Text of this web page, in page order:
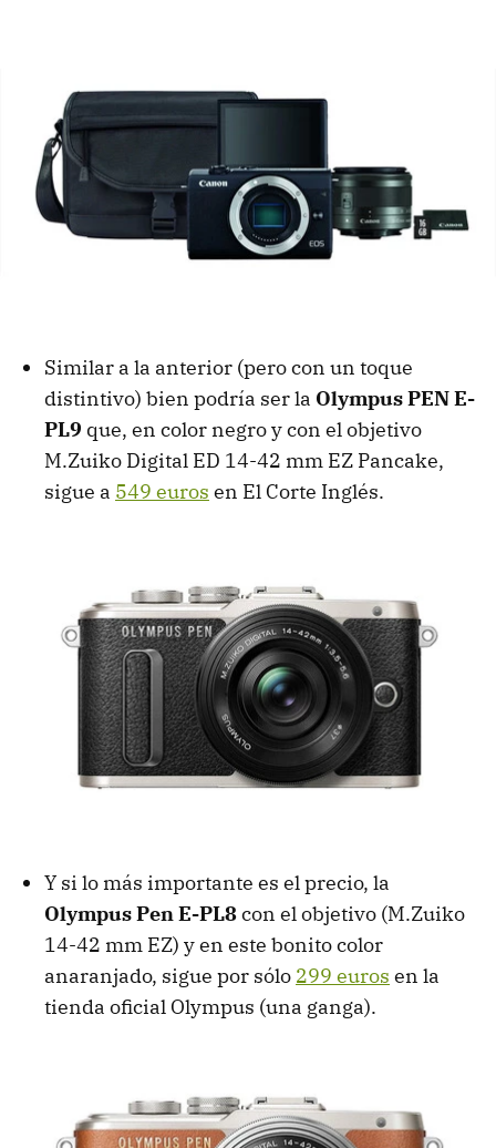
Similar a la anterior (pero con un toque
distintivo) bien podría ser la Olympus PEN E-
PL9 que, en color negro y con el objetivo
M.Zuiko Digital ED 14-42 mm EZ Pancake,
sigue a 549 euros en El Corte Inglés.
Y si lo más importante es el precio, la
Olympus Pen E-PL8con el objetivo (M.Zuiko
14-42 mm EZ) y en este bonito color
anaranjado, sigue por sólo 299 euros en la
tienda oficial Olympus (una ganga).